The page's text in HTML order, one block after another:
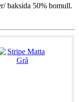
baksida 50% bomull.